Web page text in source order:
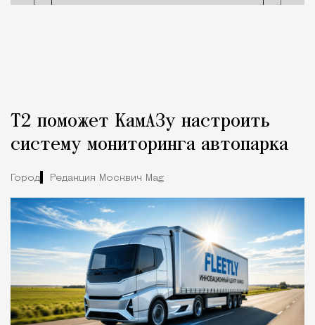
Т2 поможет КамАЗу настроить
систему мониторинга автопарка
Город Редакция Москвич Mag